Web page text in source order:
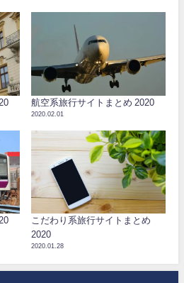
航空系旅行サイトまとめ 2020
2020.02.01
こだわり系旅行サイトまとめ
2020
2020.01.28